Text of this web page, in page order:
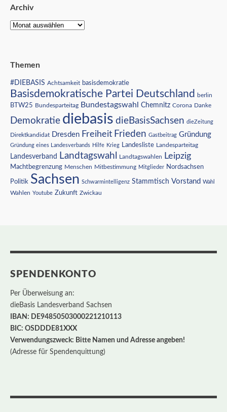
Archiv
Themen
#DIEBASIS Achtsamkeit basisdemokratie
Basisdemokratische Partei Deutschland berlin
BTW25 Bundesparteitag Bundestagswahl Chemnitz Corona Danke
Demokratie diebasis dieBasisSachsen dieZeitung
Direktkandidat Dresden Freiheit Frieden Gastbeitrag Gründung
Gründung eines Landesverbands Hilfe Krieg Landesliste Landesparteitag
Landesverband Landtagswahl Landtagswahlen Leipzig
Machtbegrenzung Menschen Mitbestimmung Mitglieder Nordsachsen
Politik Sachsen Schwarmintelligenz Stammtisch Vorstand Wahl
Wahlen Youtube Zukunft Zwickau
SPENDENKONTO
Per Überweisung an:
dieBasis Landesverband Sachsen
IBAN: DE94850503000221210113
BIC: OSDDDE81XXX
Verwendungszweck: Bitte Namen und Adresse angeben!
(Adresse für Spendenquittung)